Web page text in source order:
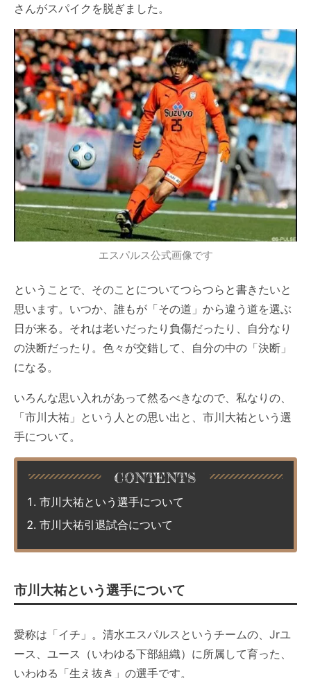
さんがスパイクを脱ぎました。
エスパルス公式画像です
ということで、そのことについてつらつらと書きたいと
思います。いつか、誰もが「その道」から違う道を選ぶ
日が来る。それは老いだったり負傷だったり、自分なり
の決断だったり。色々が交錯して、自分の中の「決断」
になる。
いろんな思い入れがあって然るべきなので、私なりの、
「市川大祐 」という人との思い出と、市川大祐という選
手について。
市川大祐という選手について
市川大祐引退試合について
市川大祐という選手について
愛称は「イチ」。清水エスパルス というチームの、Jrユ
ース、ユース（いわゆる下部組織）に所属して育った、
いわゆる「生え抜き」の選手です。